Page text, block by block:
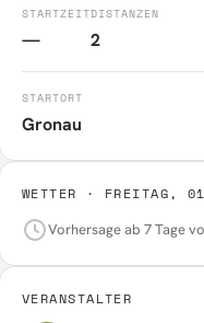
STARTZEIT
—
DISTANZEN
2
STARTORT
Gronau
WETTER · FREITAG,
Vorhersage ab 7 Tage
VERANSTALTER